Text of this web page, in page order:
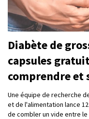
Diabète de
capsules
comprendre et
Une équipe de recherche
et de l'alimentation lance
de combler un vide entre